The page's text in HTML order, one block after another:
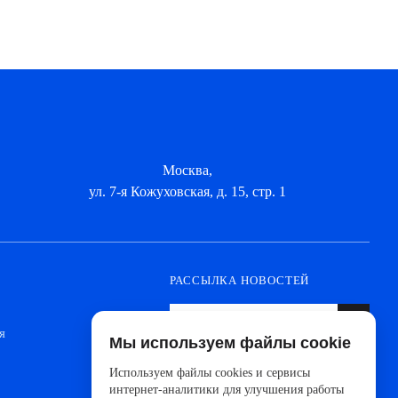
Москва,
ул. 7-я Кожуховская, д. 15, стр. 1
РАССЫЛКА НОВОСТЕЙ
новинок от ведущих производителей и
новостей АйДистрибьют
Мы используем файлы cookie
Используем файлы cookies и сервисы
интернет-аналитики для улучшения работы